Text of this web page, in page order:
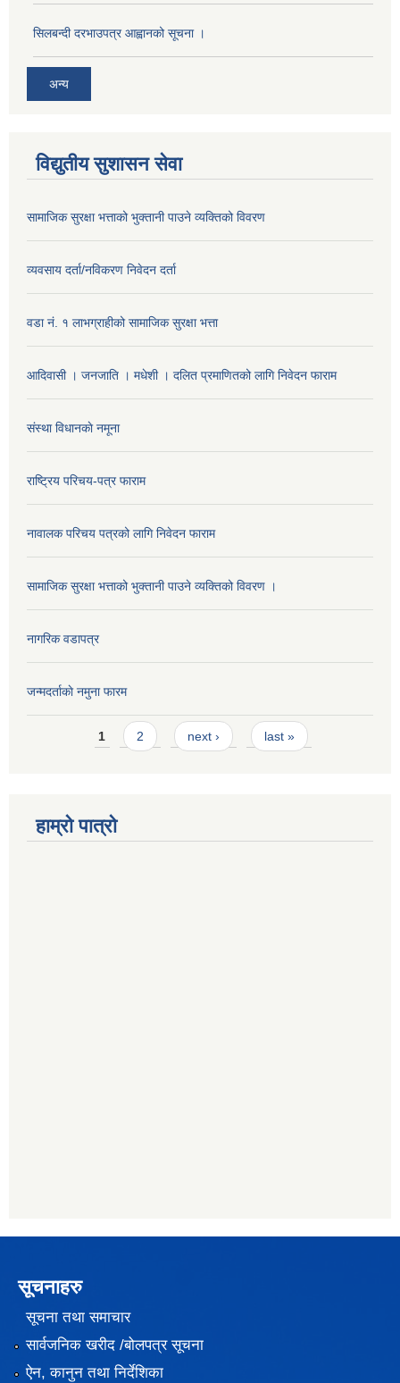
सिलबन्दी दरभाउपत्र आह्वानको सूचना ।
अन्य
विद्युतीय सुशासन सेवा
सामाजिक सुरक्षा भत्ताको भुक्तानी पाउने व्यक्तिको विवरण
व्यवसाय दर्ता/नविकरण निवेदन दर्ता
वडा नं. १ लाभग्राहीको सामाजिक सुरक्षा भत्ता
आदिवासी । जनजाति । मधेशी । दलित प्रमाणितको लागि निवेदन फाराम
संस्था विधानकाे नमूना
राष्ट्रिय परिचय-पत्र फाराम
नावालक परिचय पत्रको लागि निवेदन फाराम
सामाजिक सुरक्षा भत्ताको भुक्तानी पाउने व्यक्तिको विवरण ।
नागरिक वडापत्र
जन्मदर्ताकाे नमुना फारम
Pages1 2 next › last »
हाम्रो पात्रो
सूचनाहरु
सूचना तथा समाचार
सार्वजनिक खरीद /बोलपत्र सूचना
ऐन, कानुन तथा निर्देशिका